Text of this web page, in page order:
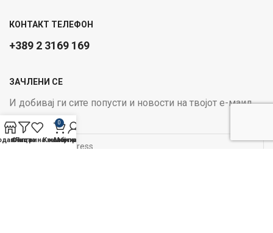
КОНТАКТ ТЕЛЕФОН
+389 2 3169 169
ЗАЧЛЕНИ СЕ
И добивај ги сите попусти и новости на твојот е-маил
Email address:
Филтри
Листа на желби
0
Кошничка
Мој профил